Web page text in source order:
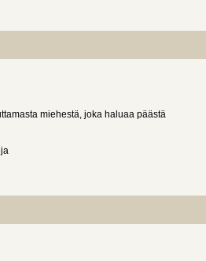
miehestä, joka haluaa päästä